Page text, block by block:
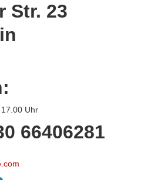
Str. 23
Uhr
66406281